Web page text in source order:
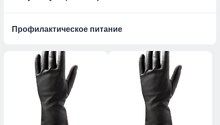
Профилактическое питание